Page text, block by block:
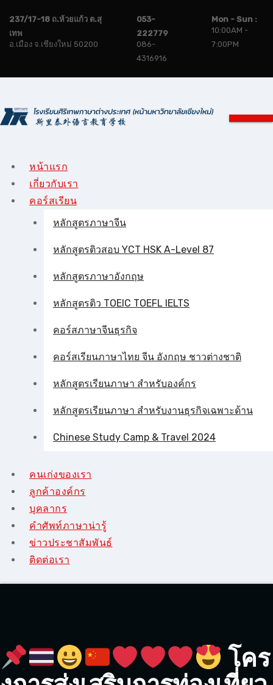
content
237/17-18 ถ.ห้วยแก้ว ต.สุ
เทพ
อ.เมือง จ.เชียงใหม่ 50200
053-
222779
086-
4316916
Mon - Sun :
10:00AM -
7:00PM
หน้าแรก
เกี่ยวกับเรา
คอร์สเรียน
หลักสูตรภาษาจีน
หลักสูตรติวสอบ YCT HSK A-Level 87
หลักสูตรภาษาอังกฤษ
หลักสูตรติว TOEIC TOEFL IELTS
คอร์สภาษาจีนธุรกิจ
คอร์สเรียนภาษาไทย จีน อังกฤษ ชาวต่างชาติ
หลักสูตรเรียนภาษา สำหรับองค์กร
หลักสูตรเรียนภาษา สำหรับงานธุรกิจเฉพาะด้าน
Chinese Study Camp & Travel 2024
คนเก่งของเรา
ลูกค้าองค์กร
บุคลากร
คําศัพท์ภาษาน่ารู้
ข่าวประชาสัมพันธ์
ติดต่อเรา
โคร